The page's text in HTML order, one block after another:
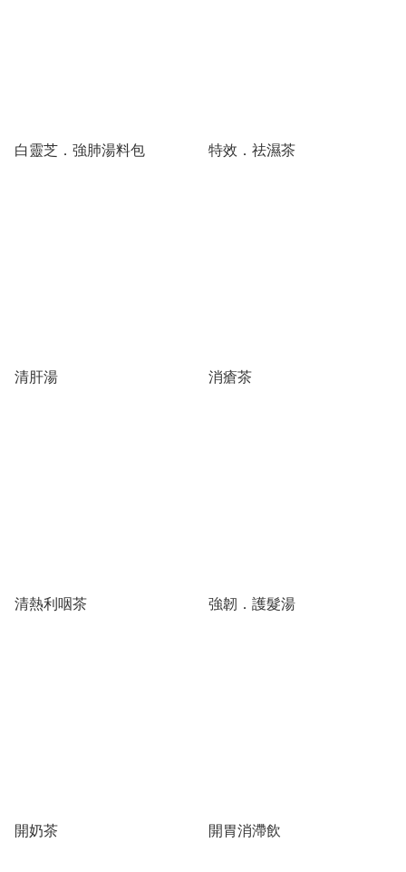
白靈芝．強肺湯料包 特效．祛濕茶
清肝湯 消瘡茶
清熱利咽茶 強韌．護髮湯
開奶茶 開胃消滯飲